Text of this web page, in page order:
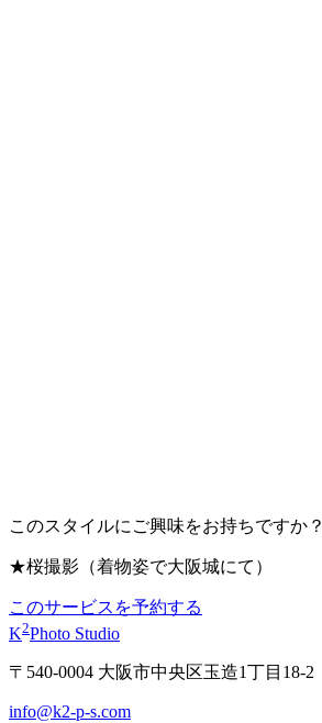
このスタイルにご興味をお持ちですか？
★桜撮影（着物姿で大阪城にて）
このサービスを予約する
K2Photo Studio
〒540-0004 大阪市中央区玉造1丁目18-2
info@k2-p-s.com